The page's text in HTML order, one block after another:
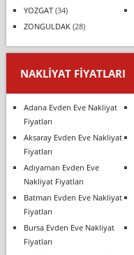
YOZGAT(34)
ZONGULDAK(28)
NAKLIYAT FIYATLARI
Adana Evden Eve Nakliyat
Fiyatları
Aksaray Evden Eve Nakliyat
Fiyatları
Adıyaman Evden Eve
Nakliyat Fiyatları
Batman Evden Eve Nakliyat
Fiyatları
Bursa Evden Eve Nakliyat
Fiyatları